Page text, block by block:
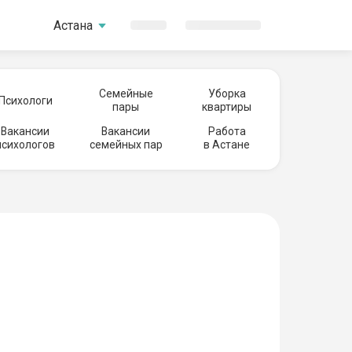
Астана
Семейные
пары
Уборка
квартиры
Вакансии
Вакансии
семейных пар
Работа
в Астане